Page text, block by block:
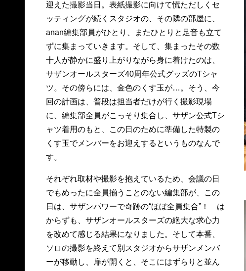
迎えた撮影当日。表紙撮影に向けて慌ただしくセ
ッティングが続くスタジオの、その隣の部屋に、
anan編集部員がひとり、またひとりと足音も立て
ずに集まっていきます。そして、集まったその数
十人が静かに盛り上がりながら身に着けたのは、
サザンオールスターズ40周年公式グッズのTシャ
ツ。その傍らには、金色のくす玉が…。そう、今
回の計画は、普段は担当者だけが行く撮影現場
に、編集部全員がこっそり集合し、サザン公式Tシ
ャツ着用のもと、この日のために準備した特製の
くす玉でメンバーをお迎えするというものなんで
す。
それぞれ取材や撮影を抱えているため、会議の日
でもめったに全員揃うことのない編集部が、この
日は、サザンパワーで奇跡の“ほぼ全員集合”！ は
からずも、サザンオールスターズの絶大な求心力
を改めて感じる結果になりました。そして本番、
ソロの撮影を終えて別スタジオからサザンメンバ
ーが移動し、扉が開くと、そこにはずらりと並ん